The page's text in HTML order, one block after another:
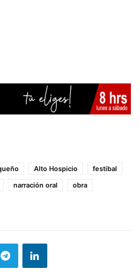
Alto Hospicio
festibal
narración oral
obra